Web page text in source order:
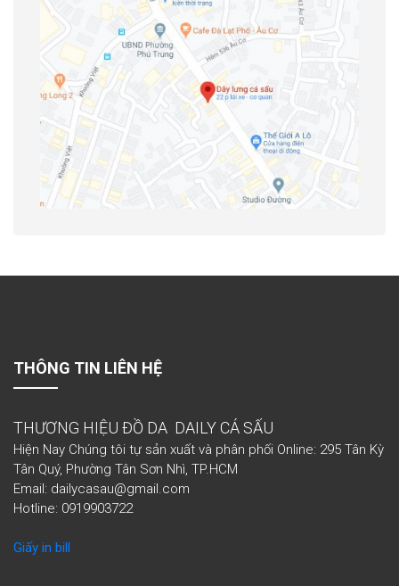
THÔNG TIN LIÊN HỆ
THƯƠNG HIỆU ĐỒ DA DAILY CÁ SẤU
Hiện Nay Chúng tôi tự sản xuất và phân phối Online: 295 Tân Kỳ
Tân Quý, Phường Tân Sơn Nhì, TP.HCM
Email: dailycasau@gmail.com
Hotline: 0919903722
Giấy in bill